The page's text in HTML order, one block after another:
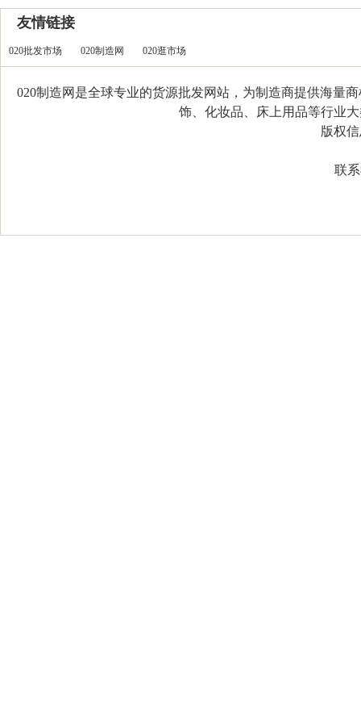
友情链接
020批发市场 020制造网 020逛市场
020制造网是全球专业的货源批发网站，为制造商提供海量
饰、化妆品、床上用品等行业
版权信
联